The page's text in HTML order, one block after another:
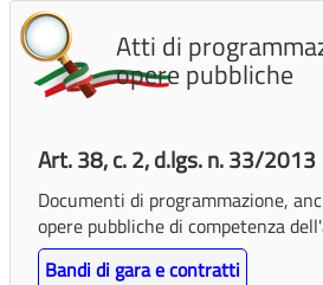
Atti di
opere pubbliche
Art. 38, c. 2, d.lgs. n. 33/2013
Documenti di programmazione,
opere pubbliche di competenza
Bandi di gara e contratti